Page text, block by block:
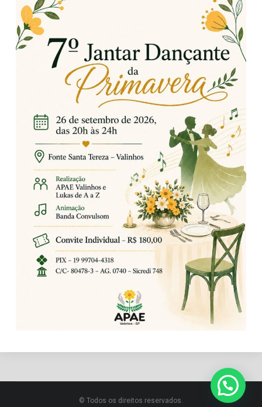
© Todos os direitos reservados.